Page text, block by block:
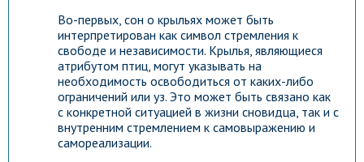
Во-первых, сон о крыльях может быть
интерпретирован как символ стремления к
свободе и независимости. Крылья, являющиеся
атрибутом птиц, могут указывать на
необходимость освободиться от каких-либо
ограничений или уз. Это может быть связано как
с конкретной ситуацией в жизни сновидца, так и с
внутренним стремлением к самовыражению и
самореализации.